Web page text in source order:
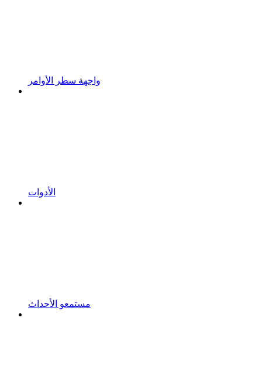
واجهة سطر الأوامر
الأدوات
مستمعو الأحداث